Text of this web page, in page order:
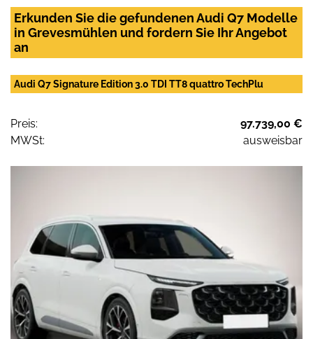
Erkunden Sie die gefundenen Audi Q7 Modelle
in Grevesmühlen und fordern Sie Ihr Angebot
an
Audi Q7 Signature Edition 3.0 TDI TT8 quattro TechPlu
Preis:
97.739,00 €
MWSt:
ausweisbar